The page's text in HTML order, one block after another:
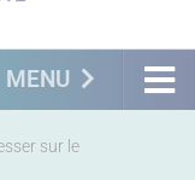
MENU
sur le